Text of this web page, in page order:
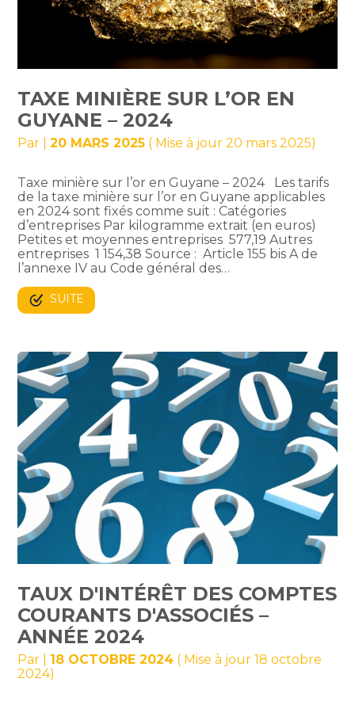
TAXE MINIÈRE SUR L’OR EN
GUYANE – 2024
Par |20 MARS 2025 ( Mise à jour 20 mars 2025)
Taxe minière sur l’or en Guyane – 2024 Les tarifs
de la taxe minière sur l’or en Guyane applicables
en 2024 sont fixés comme suit : Catégories
d’entreprises Par kilogramme extrait (en euros)
Petites et moyennes entreprises 577,19 Autres
entreprises 1 154,38 Source : Article 155 bis A de
l’annexe IV au Code général des…
SUITE
TAUX D'INTÉRÊT DES COMPTES
COURANTS D'ASSOCIÉS –
ANNÉE 2024
Par 18 OCTOBRE 2024 ( Mise à jour 18 octobre
2024)